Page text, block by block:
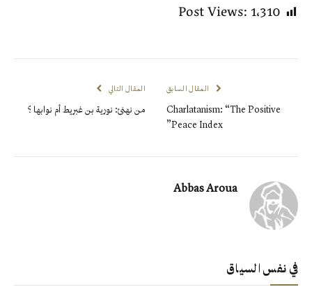
Post Views:1٬310
المقال السابق
Charlatanism: “The Positive
Peace Index”
المقال التالي
من نهنئ: نورية بن غبريط أم نوابها ؟
Abbas Aroua
في نفس السياق